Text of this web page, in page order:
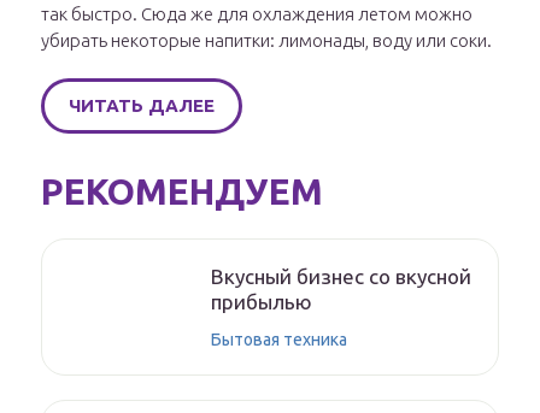
так быстро. Сюда же для охлаждения летом можно
убирать некоторые напитки: лимонады, воду или соки.
ЧИТАТЬ ДАЛЕЕ
РЕКОМЕНДУЕМ
Вкусный бизнес со вкусной
прибылью
Бытовая техника